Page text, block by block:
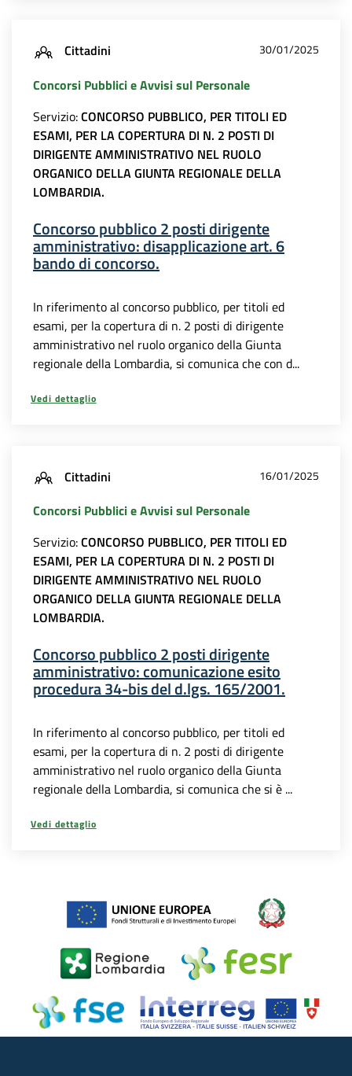
Cittadini 30/01/2025
Concorsi Pubblici e Avvisi sul Personale
Servizio:CONCORSO PUBBLICO, PER TITOLI ED
ESAMI, PER LA COPERTURA DI N. 2 POSTI DI
DIRIGENTE AMMINISTRATIVO NEL RUOLO
ORGANICO DELLA GIUNTA REGIONALE DELLA
LOMBARDIA.
Concorso pubblico 2 posti dirigente
amministrativo: disapplicazione art. 6
bando di concorso.
In riferimento al concorso pubblico, per titoli ed
esami, per la copertura di n. 2 posti di dirigente
amministrativo nel ruolo organico della Giunta
regionale della Lombardia, si comunica che con d...
Vedi dettaglio
Cittadini 16/01/2025
Concorsi Pubblici e Avvisi sul Personale
Servizio:CONCORSO PUBBLICO, PER TITOLI ED
ESAMI, PER LA COPERTURA DI N. 2 POSTI DI
DIRIGENTE AMMINISTRATIVO NEL RUOLO
ORGANICO DELLA GIUNTA REGIONALE DELLA
LOMBARDIA.
Concorso pubblico 2 posti dirigente
amministrativo: comunicazione esito
procedura 34-bis del d.lgs. 165/2001.
In riferimento al concorso pubblico, per titoli ed
esami, per la copertura di n. 2 posti di dirigente
amministrativo nel ruolo organico della Giunta
regionale della Lombardia, si comunica che si è ...
Vedi dettaglio